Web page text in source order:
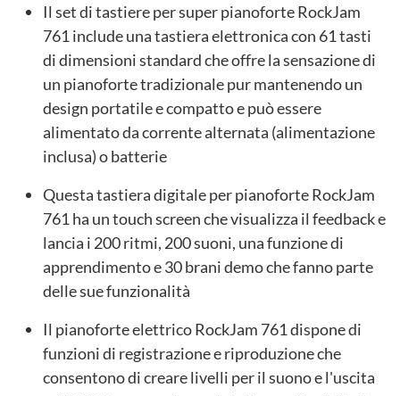
Il set di tastiere per super pianoforte RockJam
761 include una tastiera elettronica con 61 tasti
di dimensioni standard che offre la sensazione di
un pianoforte tradizionale pur mantenendo un
design portatile e compatto e può essere
alimentato da corrente alternata (alimentazione
inclusa) o batterie
Questa tastiera digitale per pianoforte RockJam
761 ha un touch screen che visualizza il feedback e
lancia i 200 ritmi, 200 suoni, una funzione di
apprendimento e 30 brani demo che fanno parte
delle sue funzionalità
Il pianoforte elettrico RockJam 761 dispone di
funzioni di registrazione e riproduzione che
consentono di creare livelli per il suono e l'uscita